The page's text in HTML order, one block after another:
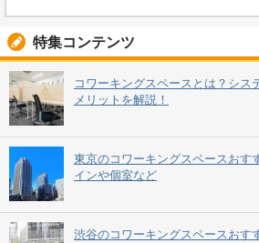
特集コンテンツ
コワーキングスペースとは？シス
メリットを解説！
東京のコワーキングスペースおす
インや個室など
渋谷のコワーキングスペースおす